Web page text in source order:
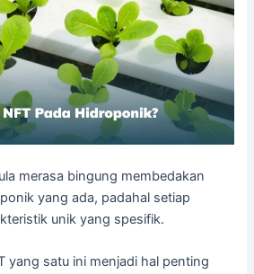
merasa bingung membedakan
yang ada, padahal setiap
unik yang spesifik.
yang satu ini menjadi hal penting